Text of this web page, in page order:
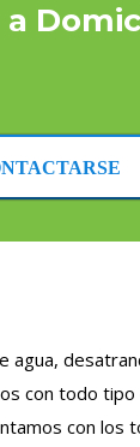
agua,
con todo
con los